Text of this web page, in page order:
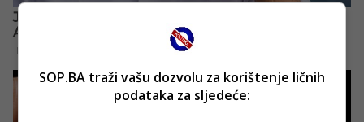
SOP.BA traži vašu dozvolu za korištenje ličnih
podataka za sljedeće: